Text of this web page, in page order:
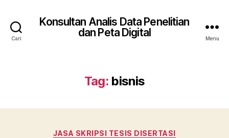
Cari
Konsultan Analis Data Penelitian
dan Peta Digital
Menu
Tag: bisnis
Kategori
JASA SKRIPSI TESIS DISERTASI